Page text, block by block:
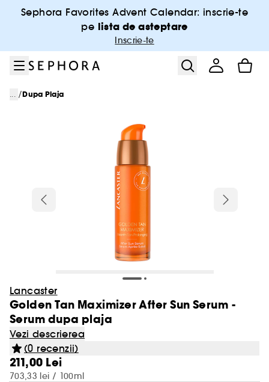
Sephora Favorites Advent Calendar: inscrie-te
pe lista de asteptare
Inscrie-te
... /Dupa Plaja
Lancaster
Golden Tan Maximizer After Sun Serum -
Serum dupa plaja
Vezi descrierea
(0 recenzii)
211,00 Lei
703,33 lei / 100ml